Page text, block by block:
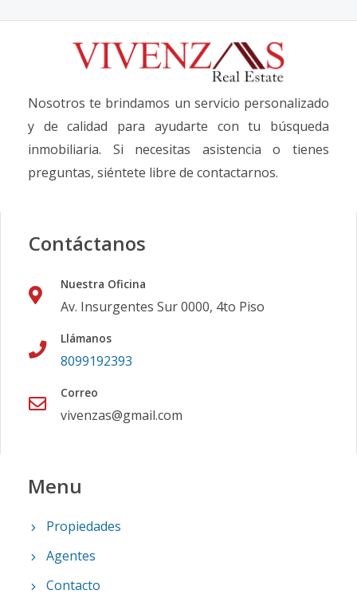
Nosotros te brindamos un servicio personalizado
y de calidad para ayudarte con tu búsqueda
inmobiliaria. Si necesitas asistencia o tienes
preguntas, siéntete libre de contactarnos.
Contáctanos
Nuestra Oficina
Av. Insurgentes Sur 0000, 4to Piso
Llámanos
8099192393
Correo
vivenzas@gmail.com
Menu
Propiedades
Agentes
Contacto